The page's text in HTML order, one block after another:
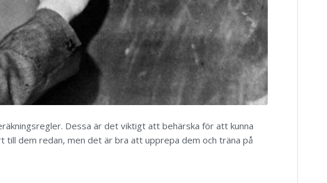
Dessa är det viktigt att behärska för att kunna
till dem redan, men det är bra att upprepa dem och träna på